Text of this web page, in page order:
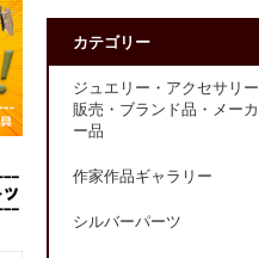
カテゴリー
ジュエリー・アクセサリー
販売・ブランド品・メーカ
ー品
作家作品ギャラリー
シルバーパーツ